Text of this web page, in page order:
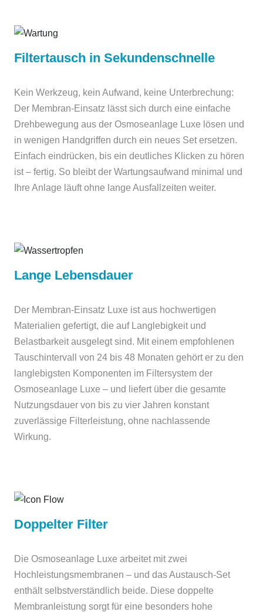
Filtertausch in Sekundenschnelle
Kein Werkzeug, kein Aufwand, keine Unterbrechung:
Der Membran-Einsatz lässt sich durch eine einfache
Drehbewegung aus der Osmoseanlage Luxe lösen und
in wenigen Handgriffen durch ein neues Set ersetzen.
Einfach eindrücken, bis ein deutliches Klicken zu hören
ist – fertig. So bleibt der Wartungsaufwand minimal und
Ihre Anlage läuft ohne lange Ausfallzeiten weiter.
Lange Lebensdauer
Der Membran-Einsatz Luxe ist aus hochwertigen
Materialien gefertigt, die auf Langlebigkeit und
Belastbarkeit ausgelegt sind. Mit einem empfohlenen
Tauschintervall von 24 bis 48 Monaten gehört er zu den
langlebigsten Komponenten im Filtersystem der
Osmoseanlage Luxe – und liefert über die gesamte
Nutzungsdauer von bis zu vier Jahren konstant
zuverlässige Filterleistung, ohne nachlassende
Wirkung.
Doppelter Filter
Die Osmoseanlage Luxe arbeitet mit zwei
Hochleistungsmembranen – und das Austausch-Set
enthält selbstverständlich beide. Diese doppelte
Membranleistung sorgt für eine besonders hohe